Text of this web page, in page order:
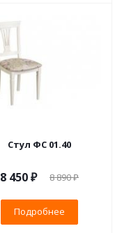
Стул ФС 01.40
8 450 ₽ 8 890 ₽
Подробнее